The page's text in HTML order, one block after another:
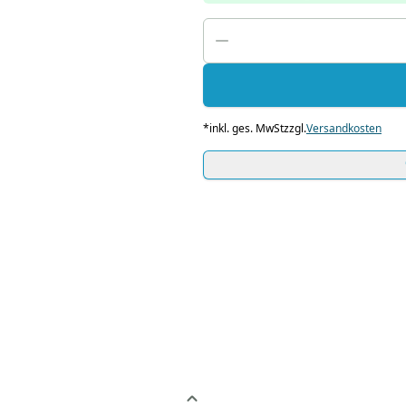
*inkl. ges. MwStzzgl.Versandkosten